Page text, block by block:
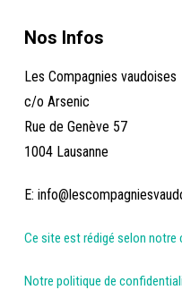
Nos Infos
Les Compagnies vaudoises
c/o Arsenic
Rue de Genève 57
1004 Lausanne
E:
Ce site est rédigé selon notre
Notre politique de